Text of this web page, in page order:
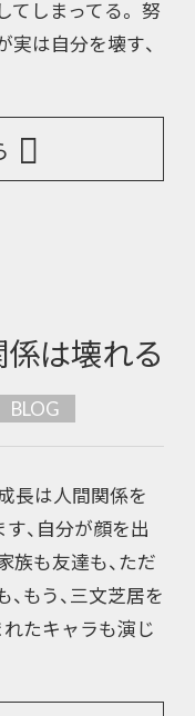
てしまってる。 努
実は自分を壊す、
は壊れる
BLOG
は人間関係を
、自分が顔を出
族も友達も、ただ
もう、三文芝居を
れたキャラも演じ